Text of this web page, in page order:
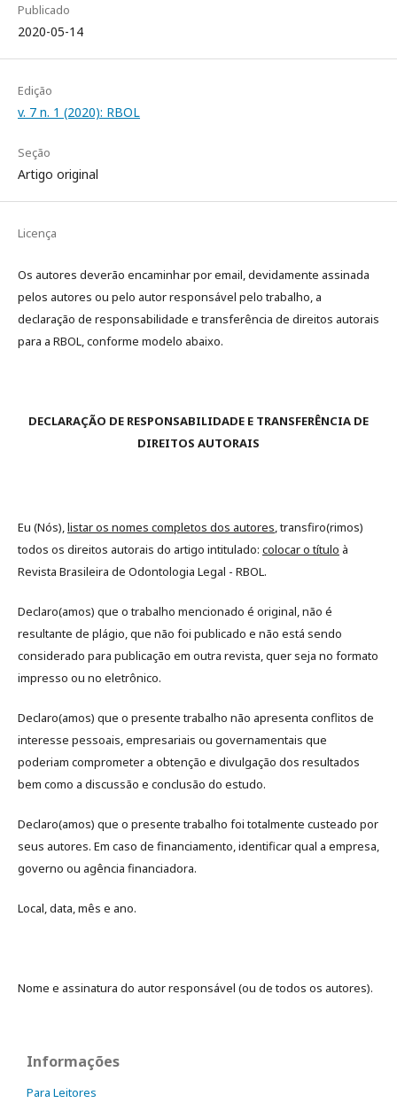
Publicado
2020-05-14
Edição
v. 7 n. 1 (2020): RBOL
Seção
Artigo original
Licença
Os autores deverão encaminhar por email, devidamente assinada
pelos autores ou pelo autor responsável pelo trabalho, a
declaração de responsabilidade e transferência de direitos autorais
para a RBOL, conforme modelo abaixo.
DECLARAÇÃO DE RESPONSABILIDADE E TRANSFERÊNCIA DE
DIREITOS AUTORAIS
Eu (Nós),listar os nomes completos dos autores, transfiro(rimos)
todos os direitos autorais do artigo intitulado: colocar o título à
Revista Brasileira de Odontologia Legal - RBOL.
Declaro(amos) que o trabalho mencionado é original, não é
resultante de plágio, que não foi publicado e não está sendo
considerado para publicação em outra revista, quer seja no formato
impresso ou no eletrônico.
Declaro(amos) que o presente trabalho não apresenta conflitos de
interesse pessoais, empresariais ou governamentais que
poderiam comprometer a obtenção e divulgação dos resultados
bem como a discussão e conclusão do estudo.
Declaro(amos) que o presente trabalho foi totalmente custeado por
seus autores. Em caso de financiamento, identificar qual a empresa,
governo ou agência financiadora.
Local, data, mês e ano.
Nome e assinatura do autor responsável (ou de todos os autores).
Informações
Para Leitores